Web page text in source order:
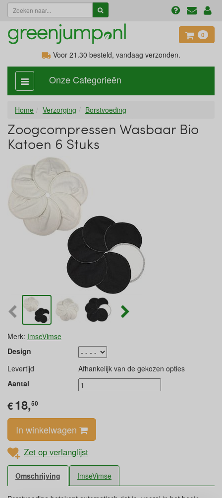
0
Voor 21.30 besteld, vandaag verzonden.
categorie
aan,
Onze Categorieën
Home Verzorging Borstvoeding
Zoogcompressen Wasbaar Bio
Katoen 6 Stuks
Merk: ImseVimse
Design
Levertijd
Afhankelijk van de gekozen opties
Aantal
€18,50
In winkelwagen
Zet op verlanglijst
Omschrijving ImseVimse